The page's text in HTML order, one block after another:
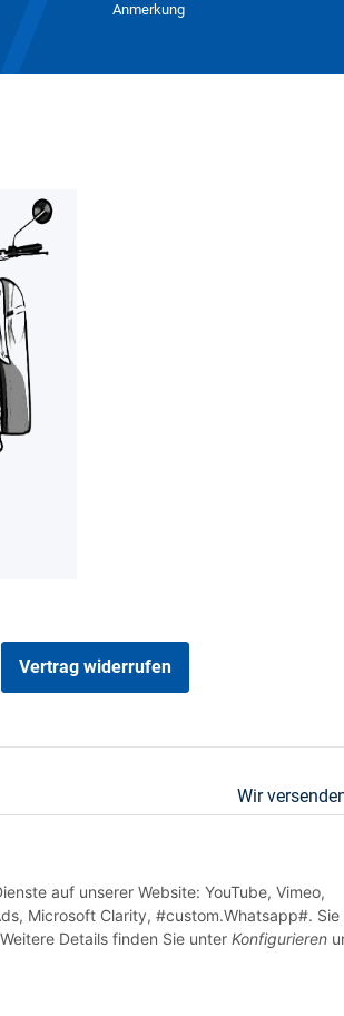
auf unserer Website: YouTube, Vimeo,
Microsoft Clarity, #custom.Whatsapp#. Sie
Details finden Sie unter Konfigurieren
Anmerkung
Vertrag widerrufen
Wir